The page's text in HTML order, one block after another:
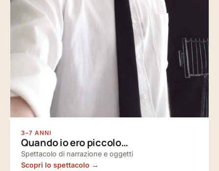
3–7 ANNI
Quando io ero piccolo…
Spettacolo di narrazione e oggetti
Scopri lo spettacolo